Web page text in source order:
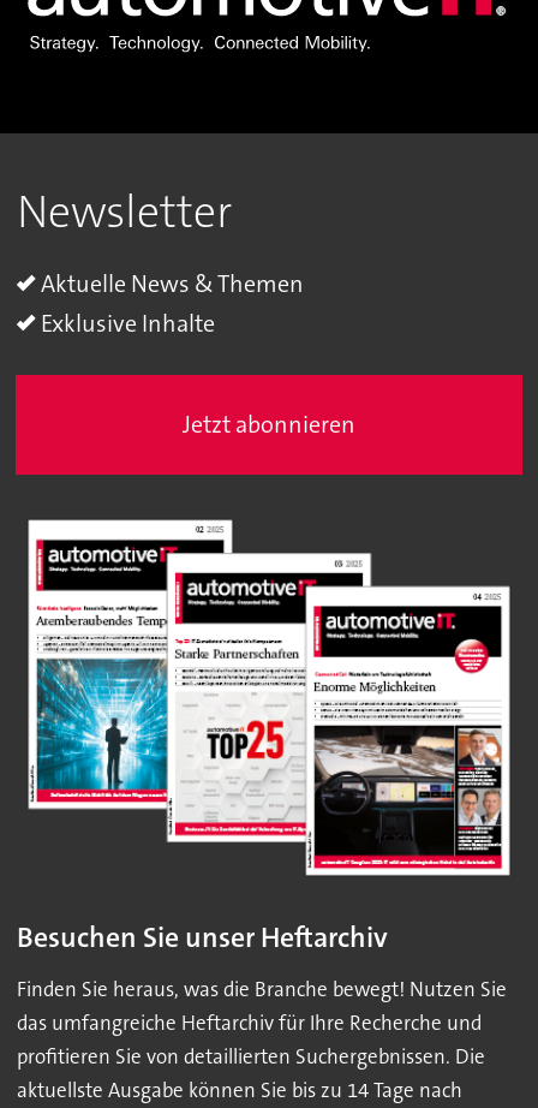
Newsletter
Aktuelle News & Themen
Exklusive Inhalte
Jetzt abonnieren
Besuchen Sie unser Heftarchiv
Finden Sie heraus, was die Branche bewegt! Nutzen Sie
das umfangreiche Heftarchiv für Ihre Recherche und
profitieren Sie von detaillierten Suchergebnissen. Die
aktuellste Ausgabe können Sie bis zu 14 Tage nach